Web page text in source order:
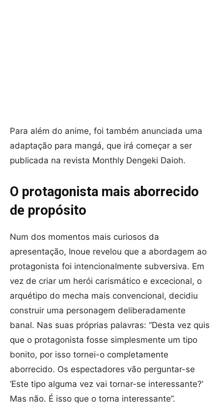
Para além do anime, foi também anunciada uma
adaptação para mangá, que irá começar a ser
publicada na revista Monthly Dengeki Daioh.
O protagonista mais aborrecido
de propósito
Num dos momentos mais curiosos da
apresentação, Inoue revelou que a abordagem ao
protagonista foi intencionalmente subversiva. Em
vez de criar um herói carismático e excecional, o
arquétipo do mecha mais convencional, decidiu
construir uma personagem deliberadamente
banal. Nas suas próprias palavras: “Desta vez quis
que o protagonista fosse simplesmente um tipo
bonito, por isso tornei-o completamente
aborrecido. Os espectadores vão perguntar-se
‘Este tipo alguma vez vai tornar-se interessante?’
Mas não. É isso que o torna interessante”.